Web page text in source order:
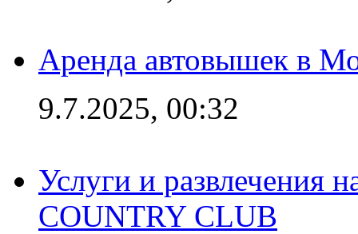
Аренда автовышек в
9.7.2025, 00:32
Услуги и развлечения
COUNTRY CLUB